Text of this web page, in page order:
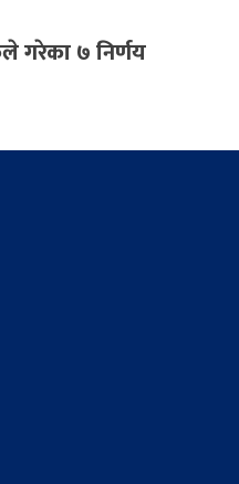
गरेका ७ निर्णय